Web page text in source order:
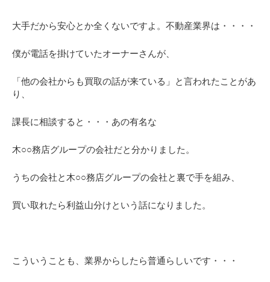
大手だから安心とか全くないですよ。不動産業界は・・・・
僕が電話を掛けていたオーナーさんが、
「他の会社からも買取の話が来ている」と言われたことがあ
り、
課長に相談すると・・・あの有名な
木○○務店グループの会社だと分かりました。
うちの会社と木○○務店グループの会社と裏で手を組み、
買い取れたら利益山分けという話になりました。
こういうことも、業界からしたら普通らしいです・・・